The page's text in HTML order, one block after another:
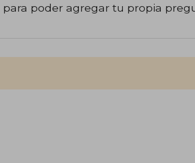
para poder agregar tu propia